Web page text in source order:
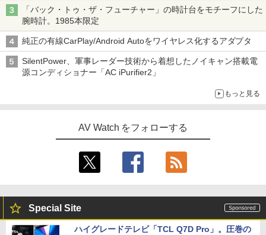
「バック・トゥ・ザ・フューチャー」の時計台をモチーフにした
腕時計。1985本限定
純正の有線CarPlay/Android Autoをワイヤレス化するアダプタ
SilentPower、軍事レーダー技術から着想したノイキャン搭載電
源コンディショナー「AC iPurifier2」
もっと見る
AV Watch をフォローする
Special Site
ハイグレードテレビ「TCL Q7D Pro」。圧巻の